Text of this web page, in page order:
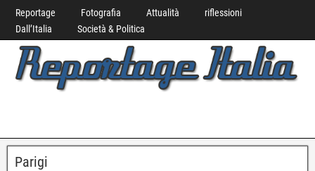
Reportage Fotografia Attualità
riflessioni
Dall’Italia
Società & Politica
Parigi